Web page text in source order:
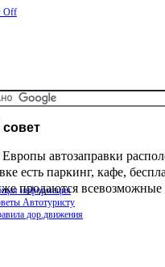
Off
информация
Автотуристу
дор.движения
совет
Европы автозаправки
есть паркинг, кафе,
продаются всевозможные